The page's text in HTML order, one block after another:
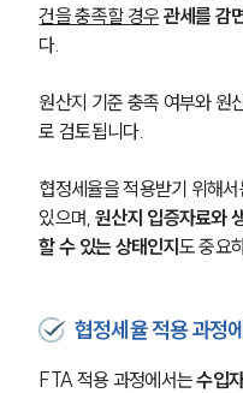
건을 충족할 경우 관세를 감
다.
원산지 기준 충족 여부와 원
로 검토됩니다.
협정세율을 적용받기 위해
있으며, 원산지 입증자료와
할 수 있는 상태인지도 중요
협정세율 적용 과정
FTA 적용 과정에서는 수입